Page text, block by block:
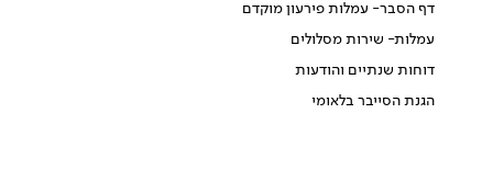
דף הסבר- עמלות פירעון מוקדם
עמלות- שירות מסלולים
דוחות שנתיים והודעות
הגנת הסייבר בלאומי